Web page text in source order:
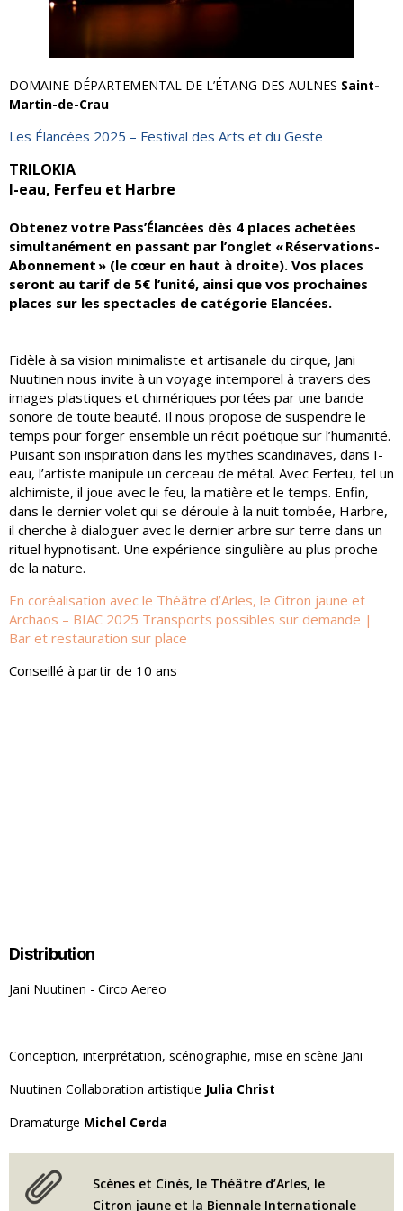
DOMAINE DÉPARTEMENTAL DE L’ÉTANG DES AULNES Saint-
Martin-de-Crau
Les Élancées 2025 – Festival des Arts et du Geste
TRILOKIA
I-eau, Ferfeu et Harbre
Obtenez votre Pass’Élancées dès 4 places achetées
simultanément en passant par l’onglet « Réservations-
Abonnement » (le cœur en haut à droite). Vos places
seront au tarif de 5€ l’unité, ainsi que vos prochaines
places sur les spectacles de catégorie Elancées.
Fidèle à sa vision minimaliste et artisanale du cirque, Jani
Nuutinen nous invite à un voyage intemporel à travers des
images plastiques et chimériques portées par une bande
sonore de toute beauté. Il nous propose de suspendre le
temps pour forger ensemble un récit poétique sur l’humanité.
Puisant son inspiration dans les mythes scandinaves, dans I-
eau, l’artiste manipule un cerceau de métal. Avec Ferfeu, tel un
alchimiste, il joue avec le feu, la matière et le temps. Enfin,
dans le dernier volet qui se déroule à la nuit tombée, Harbre,
il cherche à dialoguer avec le dernier arbre sur terre dans un
rituel hypnotisant. Une expérience singulière au plus proche
de la nature.
En coréalisation avec le Théâtre d’Arles, le Citron jaune et
Archaos – BIAC 2025 Transports possibles sur demande |
Bar et restauration sur place
Conseillé à partir de 10 ans
Distribution
Jani Nuutinen - Circo Aereo
Conception, interprétation, scénographie, mise en scène Jani
Nuutinen Collaboration artistique Julia Christ
Dramaturge Michel Cerda
Scènes et Cinés, le Théâtre d’Arles, le
Citron jaune et la Biennale Internationale